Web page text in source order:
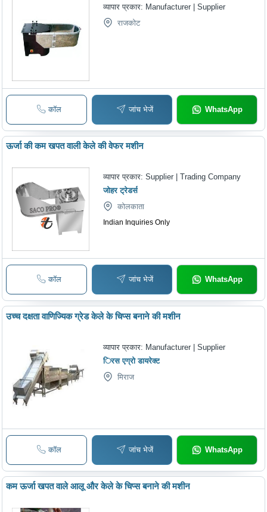
व्यापार प्रकार: Manufacturer | Supplier
राजकोट
कॉल जांच भेजें WhatsApp
ऊर्जा की कम खपत वाली केले की वेफर मशीन
व्यापार प्रकार:Supplier | Trading Company
जोहर ट्रेडर्स
कोलकाता
Indian Inquiries Only
कॉल जांच भेजें WhatsApp
उच्च दक्षता वाणिज्यिक ग्रेड केले के चिप्स बनाने की मशीन
व्यापार प्रकार: Manufacturer | Supplier
िरस एग्रो डायरेक्ट
मिराज
कॉल जांच भेजें WhatsApp
कम ऊर्जा खपत वाले आलू और केले के चिप्स बनाने की मशीन